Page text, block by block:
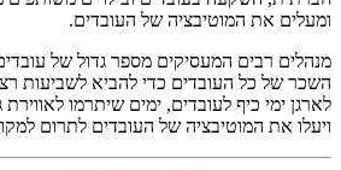
ומעלים את המוטיבציה של העובדים.
מנהלים רבים המעסיקים מספר גדול של
השכר של כל העובדים כדי להביא לשביעות
לארגן ימי כיף לעובדים, ימים שיתרמו
ויעלו את המוטיבציה של העובדים לתרום